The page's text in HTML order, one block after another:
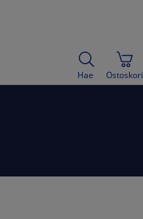
Hae Ostoskori